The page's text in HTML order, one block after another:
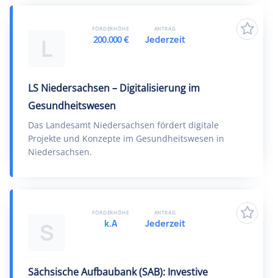
L
LS Niedersachsen – Digitalisierung im
Gesundheitswesen
Das Landesamt Niedersachsen fördert digitale
Projekte und Konzepte im Gesundheitswesen in
Niedersachsen.
FÖRDERHÖHE
200.000 €
ANTRAG
Jederzeit
S
Sächsische Aufbaubank (SAB): Investive
FÖRDERHÖHE
k.A
ANTRAG
Jederzeit